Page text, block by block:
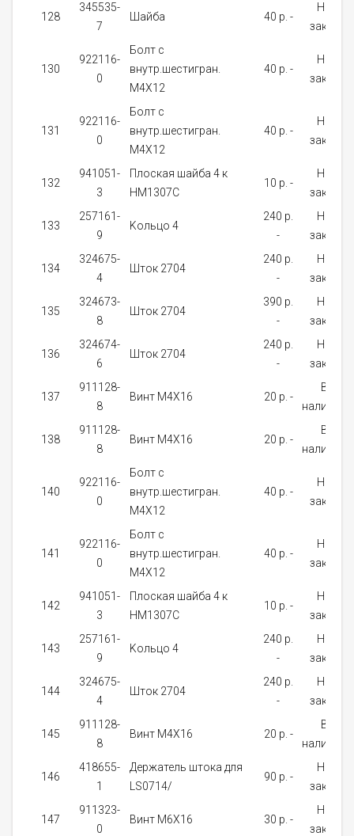
128
345535-
7
Шайба 40 p. -
На
заказ
130
922116-
0
Болт с
внутр.шестигран.
М4Х12
40 p. -
На
заказ
131
922116-
0
Болт с
внутр.шестигран.
М4Х12
40 p. -
На
заказ
132
941051-
3
Плоская шайба 4 к
HM1307C
10 p. -
На
заказ
133
257161-
9
Kольцо 4
240 p.
-
На
заказ
134
324675-
4
Шток 2704
240 p.
-
На
заказ
135
324673-
8
Шток 2704
390 p.
-
На
заказ
136
324674-
6
Шток 2704
240 p.
-
На
заказ
137
911128-
8
Винт M4X16 20 p. -
В
наличии
138
911128-
8
Винт M4X16 20 p. -
В
наличии
140
922116-
0
Болт с
внутр.шестигран.
М4Х12
40 p. -
На
заказ
141
922116-
0
Болт с
внутр.шестигран.
М4Х12
40 p. -
На
заказ
142
941051-
3
Плоская шайба 4 к
HM1307C
10 p. -
На
заказ
143
257161-
9
Kольцо 4
240 p.
-
На
заказ
144
324675-
4
Шток 2704
240 p.
-
На
заказ
145
911128-
8
Винт M4X16 20 p. -
В
наличии
146
418655-
1
Держатель штока для
LS0714/
90 p. -
На
заказ
147
911323-
0
Винт M6X16 30 p. -
На
заказ